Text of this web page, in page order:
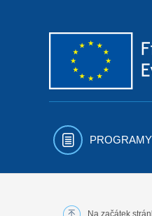
PROGRAMY
Na začátek